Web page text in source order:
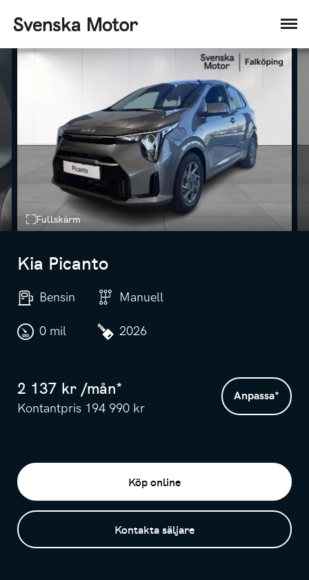
Fullskärm
Kia Picanto
Bensin Manuell
0 mil 2026
2 137 kr /mån*
Kontantpris 194 990 kr
Anpassa*
Köp online
Kontakta säljare